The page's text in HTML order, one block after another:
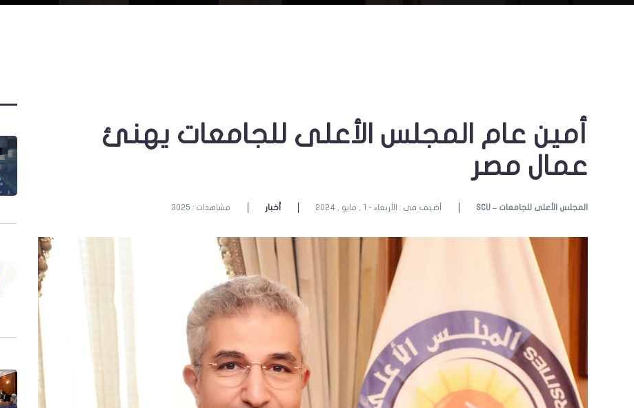
أمين عام المجلس الأعلى للجامعات يهنئ
عمال مصر
SCU – المجلس الأعلى للجامعات أضيف فى : الأربعاء - 1 , مايو , 2024 أخبار مشاهدات : 3025